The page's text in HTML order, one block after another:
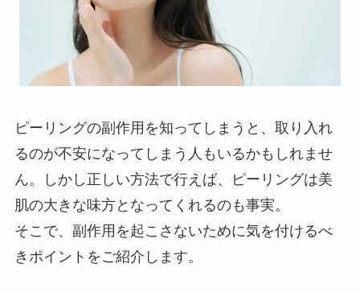
ピーリングの副作用を知ってしまうと、取り入れ
るのが不安になってしまう人もいるかもしれませ
ん。しかし正しい方法で行えば、ピーリングは美
肌の大きな味方となってくれるのも事実。
そこで、副作用を起こさないために気を付けるべ
きポイントをご紹介します。